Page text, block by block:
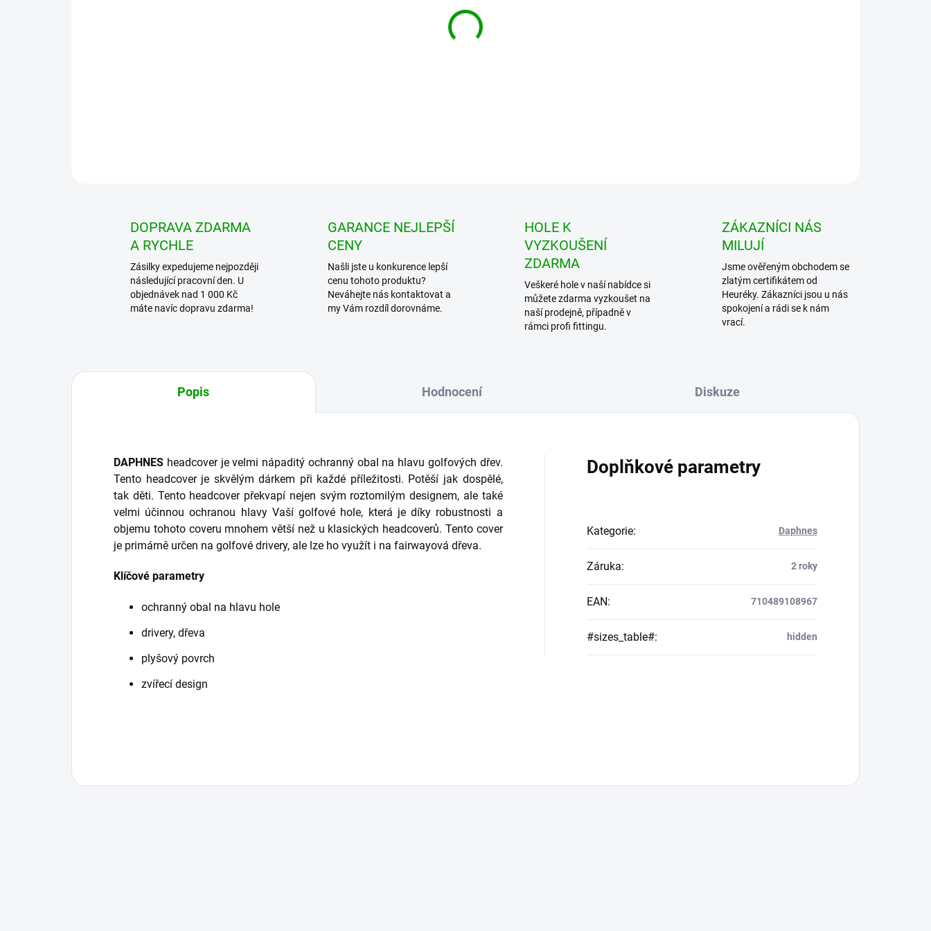
DOPRAVA ZDARMA
A RYCHLE
Zásilky expedujeme nejpozději
následující pracovní den. U
objednávek nad 1 000 Kč
máte navíc dopravu zdarma!
GARANCE NEJLEPŠÍ
CENY
Našli jste u konkurence lepší
cenu tohoto produktu?
Neváhejte nás kontaktovat a
my Vám rozdíl dorovnáme.
HOLE K
VYZKOUŠENÍ
ZDARMA
Veškeré hole v naší nabídce si
můžete zdarma vyzkoušet na
naší prodejně, případně v
rámci profi fittingu.
ZÁKAZNÍCI NÁS
MILUJÍ
Jsme ověřeným obchodem se
zlatým certifikátem od
Heuréky. Zákazníci jsou u nás
spokojení a rádi se k nám
vrací.
Popis Hodnocení Diskuze
DAPHNES headcover je velmi nápaditý ochranný obal na hlavu golfových dřev.
Tento headcover je skvělým dárkem při každé příležitosti. Potěší jak dospělé,
tak děti. Tento headcover překvapí nejen svým roztomilým designem, ale také
velmi účinnou ochranou hlavy Vaší golfové hole, která je díky robustnosti a
objemu tohoto coveru mnohem větší než u klasických headcoverů. Tento cover
je primárně určen na golfové drivery, ale lze ho využít i na fairwayová dřeva.
Klíčové parametry
ochranný obal na hlavu hole
drivery, dřeva
plyšový povrch
zvířecí design
Doplňkové parametry
Kategorie: Daphnes
Záruka: 2 roky
EAN: 710489108967
#sizes_table#: hidden